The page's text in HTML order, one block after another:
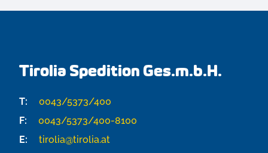
Tirolia Spedition Ges.m.b.H.
T:
0043/5373/400
F:
0043/5373/400-8100
E:
tirolia@tirolia.at